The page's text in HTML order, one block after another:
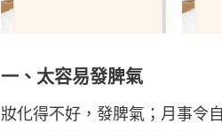
一、太容易發脾氣
妝化得不好，發脾氣；月事令